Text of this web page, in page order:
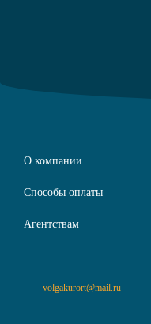
О компании
Способы оплаты
Агентствам
volgakurort@mail.ru